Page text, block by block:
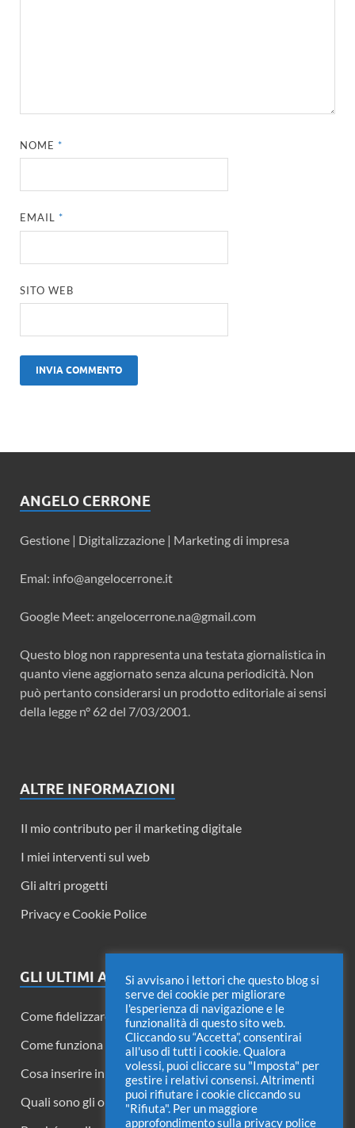
NOME*
EMAIL*
SITO WEB
ANGELO CERRONE
Gestione | Digitalizzazione | Marketing di impresa
Emal: info@angelocerrone.it
Google Meet: angelocerrone.na@gmail.com
Questo blog non rappresenta una testata giornalistica in
quanto viene aggiornato senza alcuna periodicità. Non
può pertanto considerarsi un prodotto editoriale ai sensi
della legge n° 62 del 7/03/2001.
ALTRE INFORMAZIONI
Il mio contributo per il marketing digitale
I miei interventi sul web
Gli altri progetti
Privacy e Cookie Police
GLI ULTIMI ARTICOLI
Come fidelizzare i lettori di un blog
Come funziona Twitter Circle
Cosa inserire in una fattura di acconto
Quali sono gli obiettivi delle pubbliche relazioni?
Si avvisano i lettori che questo blog si
serve dei cookie per migliorare
l'esperienza di navigazione e le
funzionalità di questo sito web.
Cliccando su “Accetta”, consentirai
all'uso di tutti i cookie. Qualora
volessi, puoi cliccare su "Imposta" per
gestire i relativi consensi. Altrimenti
puoi rifiutare i cookie cliccando su
"Rifiuta". Per un maggiore
approfondimento sulla privacy police